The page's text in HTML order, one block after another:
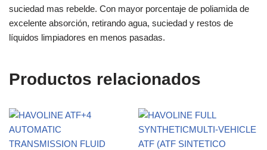
suciedad mas rebelde. Con mayor porcentaje de poliamida de
excelente absorción, retirando agua, suciedad y restos de
líquidos limpiadores en menos pasadas.
Productos relacionados